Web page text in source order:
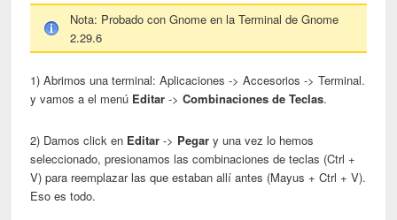
Nota: Probado con Gnome en la Terminal de Gnome
2.29.6
1) Abrimos una terminal: Aplicaciones -> Accesorios -> Terminal.
y vamos a el menú Editar ->Combinaciones de Teclas.
2) Damos click en Editar -> Pegar y una vez lo hemos
seleccionado, presionamos las combinaciones de teclas (Ctrl +
V) para reemplazar las que estaban allí antes (Mayus + Ctrl + V).
Eso es todo.